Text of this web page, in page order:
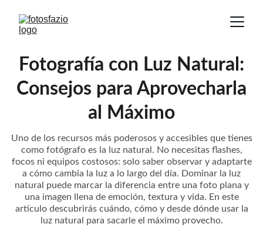
Fotografía con Luz Natural:
Consejos para Aprovecharla
al Máximo
Uno de los recursos más poderosos y accesibles que tienes
como fotógrafo es la luz natural. No necesitas flashes,
focos ni equipos costosos: solo saber observar y adaptarte
a cómo cambia la luz a lo largo del día. Dominar la luz
natural puede marcar la diferencia entre una foto plana y
una imagen llena de emoción, textura y vida. En este
artículo descubrirás cuándo, cómo y desde dónde usar la
luz natural para sacarle el máximo provecho.